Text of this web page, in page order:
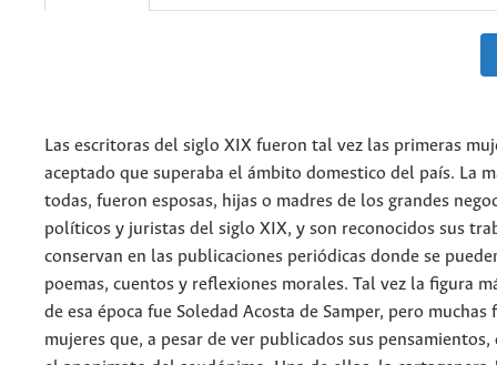
Las escritoras del siglo XIX fueron tal vez las primeras
aceptado que superaba el ámbito domestico del país. La
todas, fueron esposas, hijas o madres de los grandes
políticos y juristas del siglo XIX, y son reconocidos sus
conservan en las publicaciones periódicas donde se
poemas, cuentos y reflexiones morales. Tal vez la figura
de esa época fue Soledad Acosta de Samper, pero muchas
mujeres que, a pesar de ver publicados sus